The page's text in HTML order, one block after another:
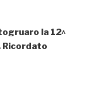
la 12^
Ricordato